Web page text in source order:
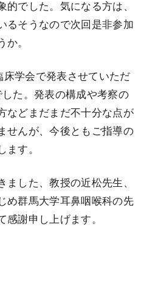
的でした。気になる方は、
るそうなので次回是非参加
か。
学会で発表させていただ
た。発表の構成や考察の
などまだまだ不十分な点が
せんが、今後ともご指導の
ます。
した、教授の近松先生、
め群馬大学耳鼻咽喉科の先
感謝申し上げます。